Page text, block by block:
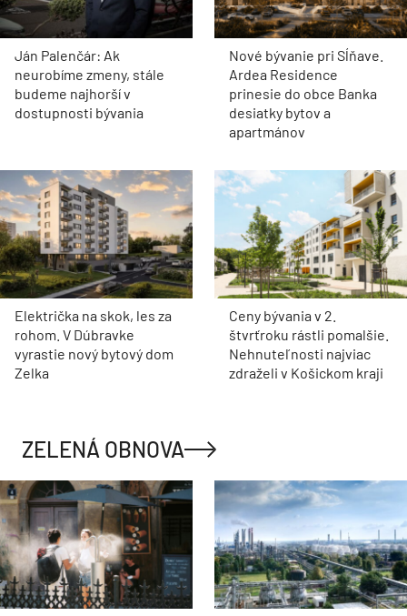
Ján Palenčár: Ak
neurobíme zmeny, stále
budeme najhorší v
dostupnosti bývania
Nové bývanie pri Sĺňave.
Ardea Residence
prinesie do obce Banka
desiatky bytov a
apartmánov
Električka na skok, les za
rohom. V Dúbravke
vyrastie nový bytový dom
Zelka
Ceny bývania v 2.
štvrťroku rástli pomalšie.
Nehnuteľnosti najviac
zdraželi v Košickom kraji
ZELENÁ OBNOVA